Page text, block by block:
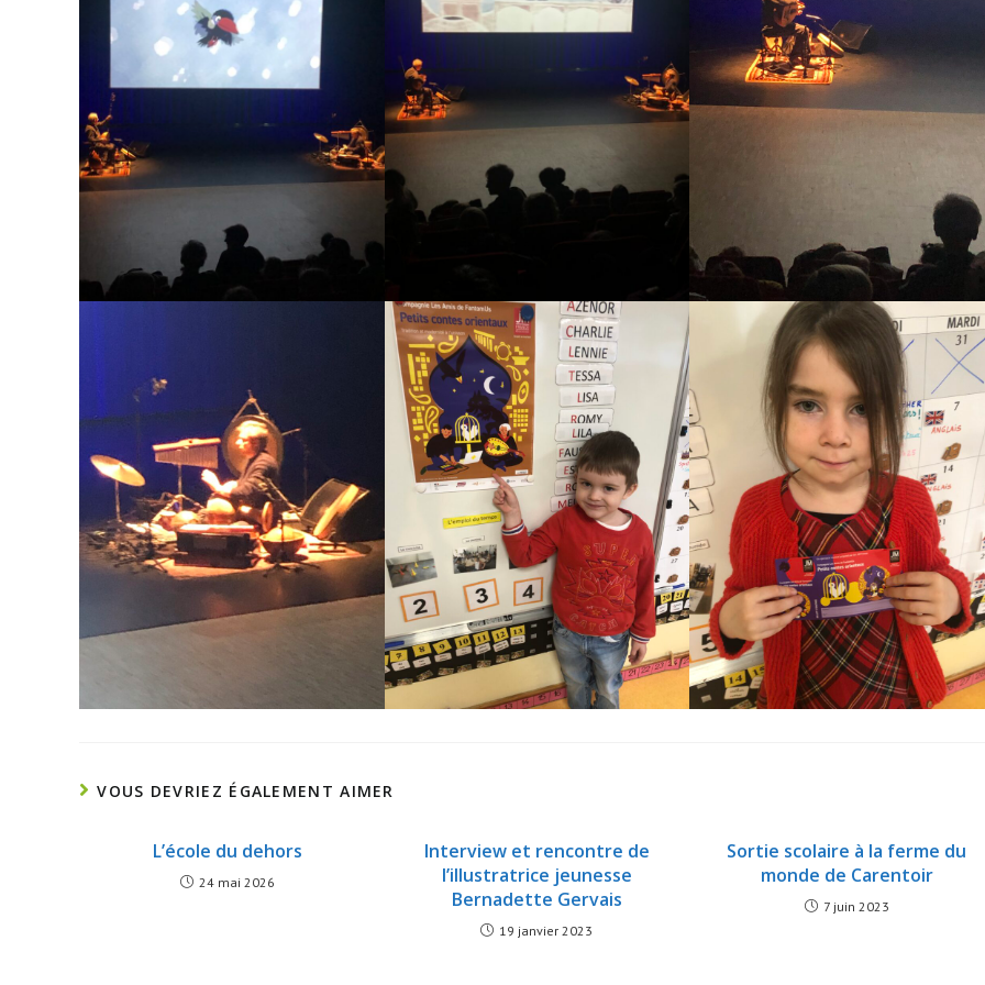
VOUS DEVRIEZ ÉGALEMENT AIMER
L’école du dehors
24 mai 2026
Interview et rencontre de
l’illustratrice jeunesse
Bernadette Gervais
19 janvier 2023
Sortie scolaire à la ferme du
monde de Carentoir
7 juin 2023